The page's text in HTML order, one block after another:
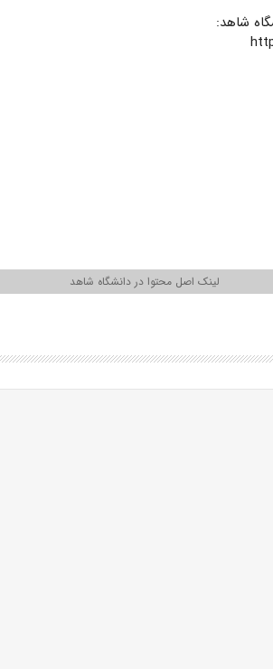
شاهد:
لینک اصل محتوا در دانشگاه شاهد